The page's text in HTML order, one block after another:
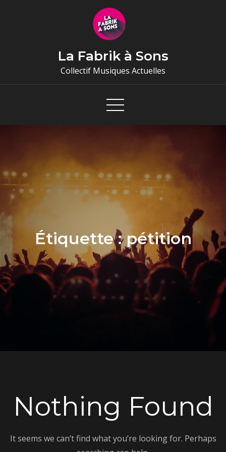
La Fabrik à Sons
Collectif Musiques Actuelles
Étiquette :pétition
Nothing Found
It seems we can’t find what you’re looking for. Perhaps